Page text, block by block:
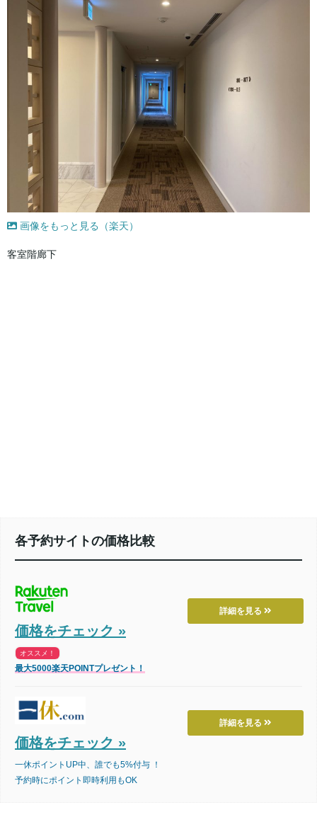
画像をもっと見る（楽天）
客室階廊下
各予約サイトの価格比較
詳細を見る
価格をチェック »
オススメ！
最大5000楽天POINTプレゼント！
詳細を見る
価格をチェック »
一休ポイントUP中、誰でも5%付与 ！
予約時にポイント即時利用もOK